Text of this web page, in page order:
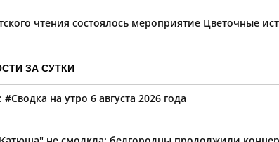
чтения состоялось мероприятие Цветочные
ЗА СУТКИ
на утро 6 августа 2026 года